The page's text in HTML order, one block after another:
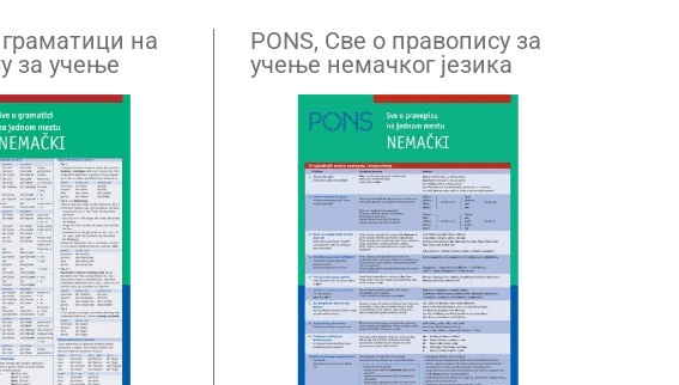
на
за учење
PONS, Све о правопису за
учење немачког језика